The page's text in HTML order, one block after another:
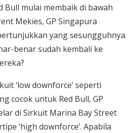
Bull mulai membaik di bawah
Mekies, GP Singapura
yang sesungguhnya.
benar sudah kembali ke
‘low downforce’ seperti
cocok untuk Red Bull, GP
di Sirkuit Marina Bay Street
‘high downforce’. Apabila